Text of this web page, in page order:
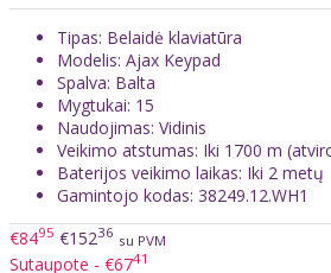
Tipas: Belaidė klaviatūra
Modelis: Ajax Keypad
Spalva: Balta
Mygtukai: 15
Naudojimas: Vidinis
Veikimo atstumas: Iki 1700 m
Baterijos veikimo laikas: Iki 2 metų
Gamintojo kodas: 38249.12.WH1
€8495 €15236 su PVM
Sutaupote - €6741